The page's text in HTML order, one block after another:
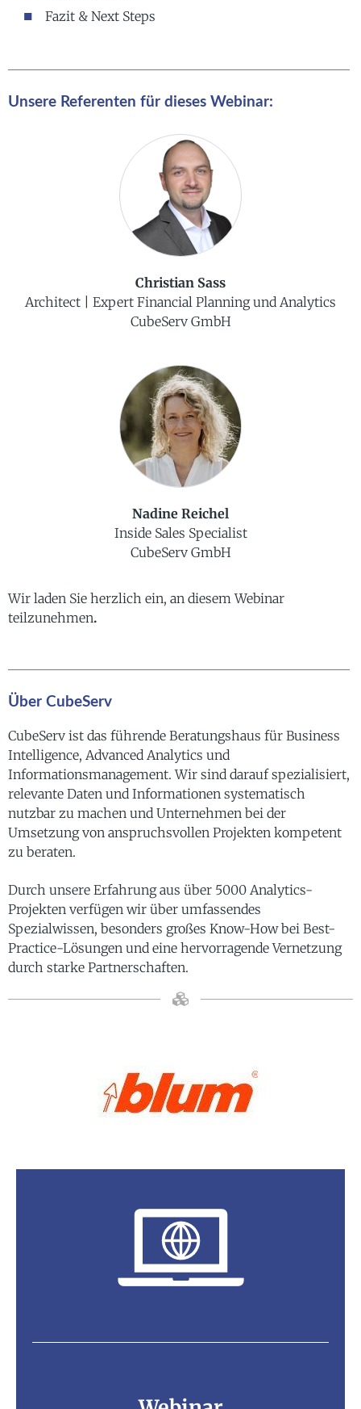
Fazit & Next Steps
Unsere Referenten für dieses Webinar:
Christian Sass
Architect | Expert Financial Planning und Analytics
CubeServ GmbH
Nadine Reichel
Inside Sales Specialist
CubeServ GmbH
Wir laden Sie herzlich ein, an diesem Webinar
teilzunehmen.
Über CubeServ
CubeServ ist das führende Beratungshaus für Business
Intelligence, Advanced Analytics und
Informationsmanagement. Wir sind darauf spezialisiert,
relevante Daten und Informationen systematisch
nutzbar zu machen und Unternehmen bei der
Umsetzung von anspruchsvollen Projekten kompetent
zu beraten.
Durch unsere Erfahrung aus über 5000 Analytics-
Projekten verfügen wir über umfassendes
Spezialwissen, besonders großes Know-How bei Best-
Practice-Lösungen und eine hervorragende Vernetzung
durch starke Partnerschaften.